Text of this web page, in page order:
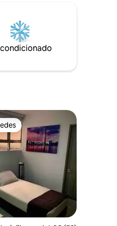
chegar lá de
ou caminhando.
de centros
como Éxito,